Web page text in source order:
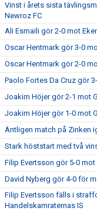
Vinst i årets sista
Newroz FC
Ali Esmaili gör 2-0 mot
Oscar Hentmark gör 3-0
Oscar Hentmark gör 2-0
Paolo Fortes Da Cruz gör
Joakim Höjer gör 2-1 mot
Joakim Höjer gör 1-0 mot
Äntligen match på Zinken
Stark höststart med två
Filip Evertsson gör 5-0
David Nyberg gör 4-0 för
Filip Evertsson fälls i
Handelskamraternas IS